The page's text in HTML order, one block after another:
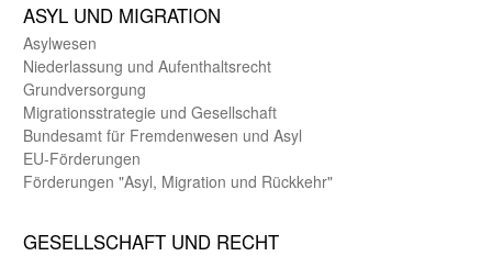
ASYL UND MIGRA­TION
Asyl­wesen
Nieder­lassung und Aufent­halts­recht
Grund­versorgung
Migrations­strategie und Gesell­schaft
Bundes­amt für Fremden­wesen und Asyl
EU-Förde­rungen
Förderungen "Asyl, Migration und Rückkehr"
GE­SELL­SCHAFT UND RECHT